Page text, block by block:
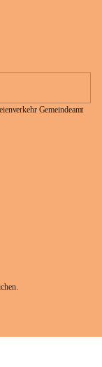
Gemeindeamt